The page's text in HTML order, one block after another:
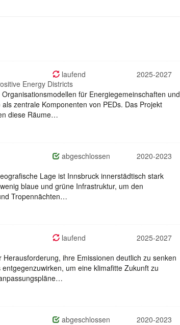
laufend
2025-2027
Energy Districts
für Energiegemeinschaften und
zentrale Komponenten von PEDs. Das Projekt
diese Räume…
abgeschlossen
2020-2023
Lage ist Innsbruck innerstädtisch stark
blaue und grüne Infrastruktur, um den
Tropennächten…
laufend
2025-2027
ihre Emissionen deutlich zu senken
um eine klimafitte Zukunft zu
abgeschlossen
2020-2023